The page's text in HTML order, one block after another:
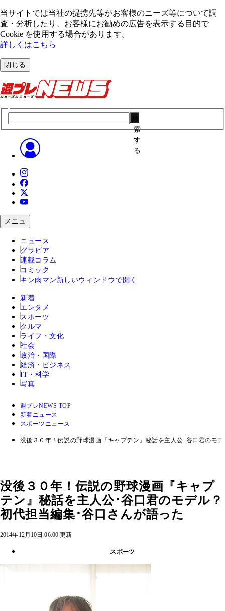
当サイトでは当社の提携先等がお客様のニーズ等について調
査・分析したり、お客様にお勧めの広告を表⽰する⽬的で
Cookie を使⽤する場合があります。
詳しくはこちら
閉じる
索
す
る
メニュ
ニュース
グラビア
連載コラム
コミック
キン肉マン 新しいウィンドウで開く
新着
エンタメ
スポーツ
クルマ
ライフ・文化
社会
政治・国際
経済・ビジネス
IT・科学
写真
週プレNEWS TOP
新着ニュース
スポーツニュース
没後３０年！伝説の野球漫画『キャプテン』秘話を主人公･谷口君のモ
没後３０年！伝説の野球漫画『キャプ
テン』秘話を主人公･谷口君のモデル？
初代担当編集･谷口さんが語った
2014年12月10日 06:00 更新
スポーツ